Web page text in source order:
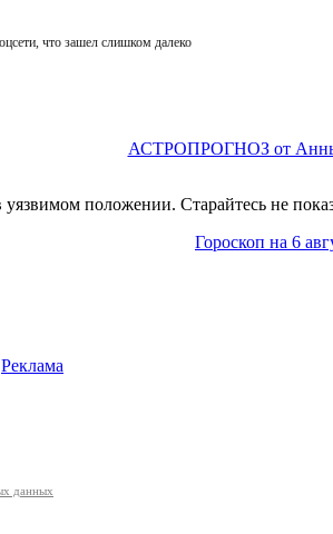
что зашел слишком далеко
АСТРОПРОГНОЗ от
положении. Старайтесь не
Гороскоп на 6
Реклама
данных